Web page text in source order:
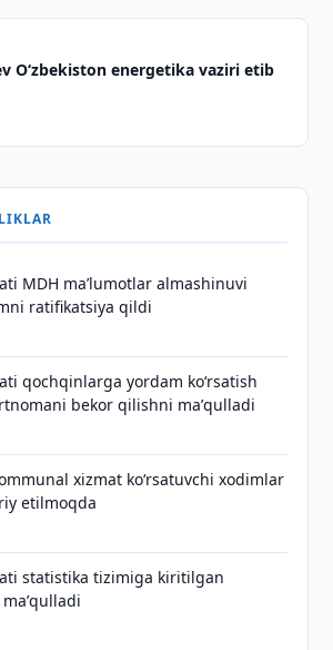
O‘zbekiston energetika vaziri etib
MDH maʼlumotlar almashinuvi
ratifikatsiya qildi
qochqinlarga yordam koʻrsatish
bekor qilishni maʼqulladi
xizmat koʻrsatuvchi xodimlar
etilmoqda
statistika tizimiga kiritilgan